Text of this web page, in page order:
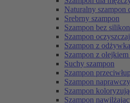
Naturalny szampon
Srebrny szampon
Szampon bez
Szampon
Szampon z
Szampon z
Suchy szampon
Szampon
Szampon naprawczy
Szampon
Szampon